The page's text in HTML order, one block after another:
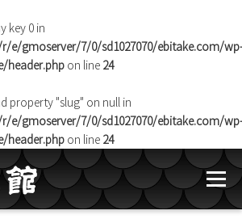
key 0 in
gmoserver/7/0/sd1027070/ebitake.com/
header.php on line 24
property "slug" on null in
gmoserver/7/0/sd1027070/ebitake.com/
header.php on line 24
メニュー